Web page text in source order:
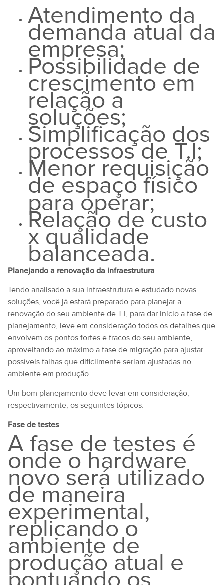
Atendimento da
demanda atual da
empresa;
Possibilidade de
crescimento em
relação a
soluções;
Simplificação dos
processos de T.I;
Menor requisição
de espaço físico
para operar;
Relação de custo
x qualidade
balanceada.
Planejando a renovação da infraestrutura
Tendo analisado a sua infraestrutura e estudado novas
soluções, você já estará preparado para planejar a
renovação do seu ambiente de T.I, para dar início a fase de
planejamento, leve em consideração todos os detalhes que
envolvem os pontos fortes e fracos do seu ambiente,
aproveitando ao máximo a fase de migração para ajustar
possíveis falhas que dificilmente seriam ajustadas no
ambiente em produção.
Um bom planejamento deve levar em consideração,
respectivamente, os seguintes tópicos:
Fase de testes
A fase de testes é
onde o hardware
novo será utilizado
de maneira
experimental,
replicando o
ambiente de
produção atual e